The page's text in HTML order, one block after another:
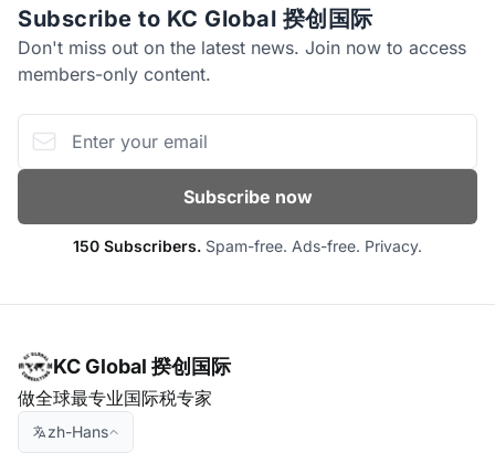
Subscribe to KC Global 揆创国际
Don't miss out on the latest news. Join now to access
members-only content.
Subscribe now
150 Subscribers. Spam-free. Ads-free. Privacy.
KC Global 揆创国际
做全球最专业国际税专家
zh-Hans